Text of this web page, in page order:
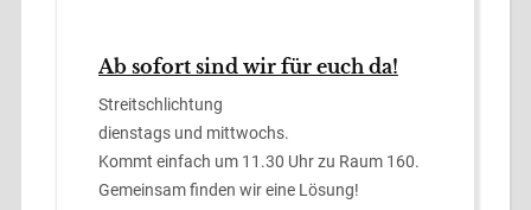
Ab sofort sind wir für euch da!
Streitschlichtung
dienstags und mittwochs.
Kommt einfach um 11.30 Uhr zu Raum 160.
Gemeinsam finden wir eine Lösung!